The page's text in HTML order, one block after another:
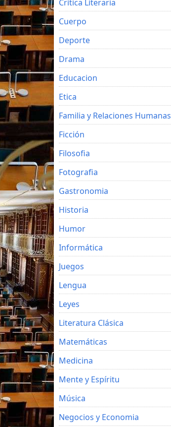
Crítica Literaria
Cuerpo
Deporte
Drama
Educacion
Etica
Familia y Relaciones Humanas
Ficción
Filosofia
Fotografia
Gastronomia
Historia
Humor
Informática
Juegos
Lengua
Leyes
Literatura Clásica
Matemáticas
Medicina
Mente y Espíritu
Música
Negocios y Economia